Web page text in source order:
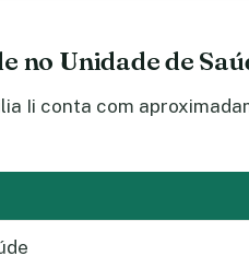
no Unidade de
Ii conta com